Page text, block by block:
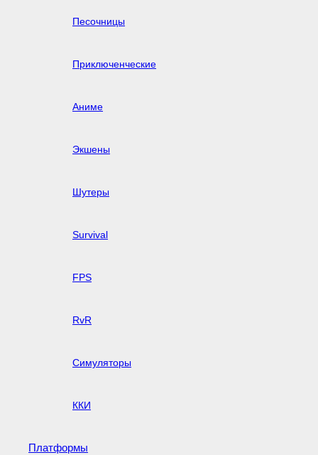
Песочницы
Приключенческие
Аниме
Экшены
Шутеры
Survival
FPS
RvR
Симуляторы
ККИ
Платформы